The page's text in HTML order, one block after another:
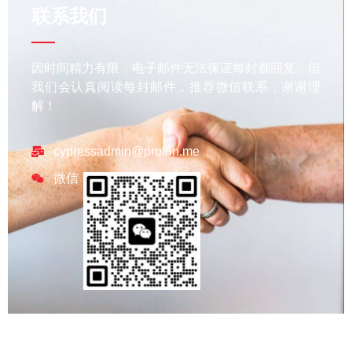
因时间精力有限，电子邮件无法保证每封都回复，但
我们会认真阅读每封邮件，推荐微信联系，谢谢理
解！
cypressadmin@proton.me
微信